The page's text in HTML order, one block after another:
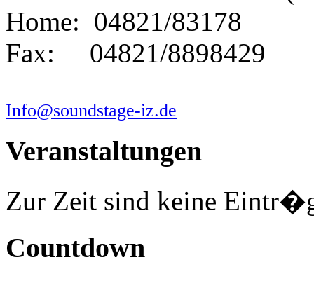
Home: 04821/83178
Fax: 04821/8898429
Info@soundstage-iz.de
Veranstaltungen
Zur Zeit sind keine
Countdown